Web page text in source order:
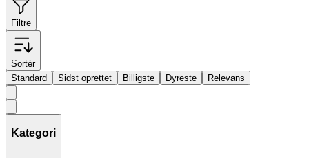
Filtre
Sortér
Standard
Sidst oprettet Billigste Dyreste Relevans
Kategori